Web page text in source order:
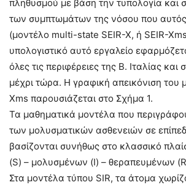
πληθυσμού με βάση την τυπολογία και
των συμπτωμάτων της νόσου που αυτός
(μοντέλο multi-state SEIR-X, ή SEIR-
υπολογιστικό αυτό εργαλείο
όλες τις περιφέρειες της Β. Ιταλίας
μέχρι τώρα. Η γραφική απεικόνιση του
Xms παρουσιάζεται στο Σχήμα 1.
Τα μαθηματικά μοντέλα που
των μολυσματικών ασθενειών σε
βασίζονται συνήθως στο κλασσικό
(S) – μολυσμένων (I) – θεραπευμένων
Στα μοντέλα τύπου SIR, τα άτομα